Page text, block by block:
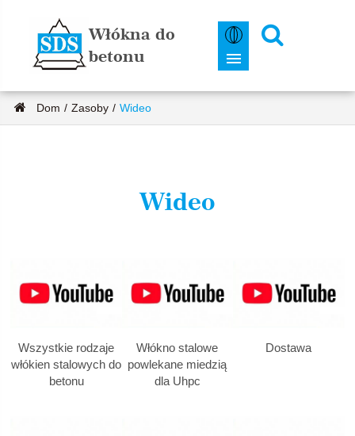
Włókna do
betonu
Dom Zasoby Wideo
Wideo
Wszystkie rodzaje
włókien stalowych do
betonu
Włókno stalowe
powlekane miedzią
dla Uhpc
Dostawa